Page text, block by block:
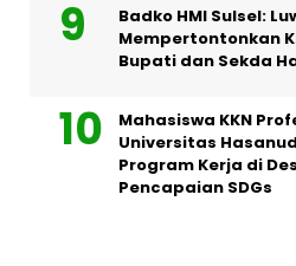
Badko HMI Sulsel:
Mempertontonkan
Bupati dan Sekda
Mahasiswa KKN
Universitas
Program Kerja di
Pencapaian SDGs